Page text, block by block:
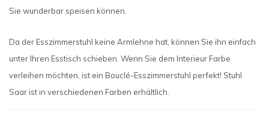
Sie wunderbar speisen können.
Da der Esszimmerstuhl keine Armlehne hat, können Sie ihn einfach
unter Ihren Esstisch schieben. Wenn Sie dem Interieur Farbe
verleihen möchten, ist ein Bouclé-Esszimmerstuhl perfekt! Stuhl
Saar ist in verschiedenen Farben erhältlich.